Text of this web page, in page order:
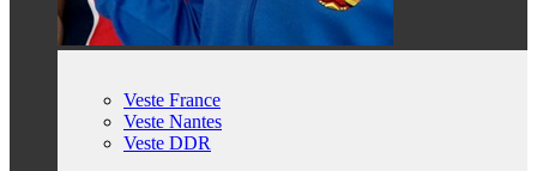
Veste France
Veste Nantes
Veste DDR